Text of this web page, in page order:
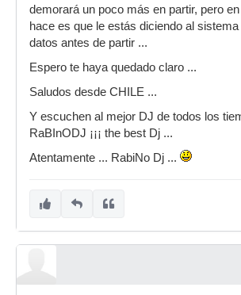
demorará un poco más en partir, pero
hace es que le estás diciendo al
datos antes de partir ...
Espero te haya quedado claro ...
Saludos desde CHILE ...
Y escuchen al mejor DJ de todos los
RaBInODJ ¡¡¡ the best Dj ...
Atentamente ... RabiNo Dj ...